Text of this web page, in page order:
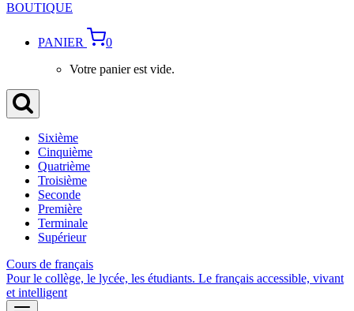
BOUTIQUE
PANIER
0
Votre panier est vide.
Sixième
Cinquième
Quatrième
Troisième
Seconde
Première
Terminale
Supérieur
Cours de français
Pour le collège, le lycée, les étudiants. Le français accessible, vivant
et intelligent